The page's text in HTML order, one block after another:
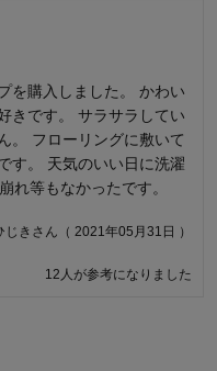
を購入しました。 かわい
きです。 サラサラしてい
。 フローリングに敷いて
す。 天気のいい日に洗濯
れ等もなかったです。
じきさん（ 2021年05月31日 ）
12人が参考になりました
う既に所々の糸がほつれ
るなんて…残念です。
まとさん（ 2022年07月15日 ）
と、大変申し訳ございませ
商品をお届けできるよう努